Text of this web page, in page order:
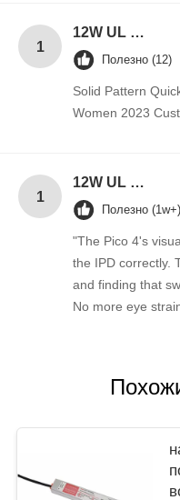
1
12W UL plug 12V 1A power adapter 5V 1A 2A AC DC power supply for Blue Tooth 5V 2A switching ac adapter 12V
Полезно (12)
Solid Pattern
Women 2023
1
12W UL plug 12V 1A power adapter 5V 1A 2A AC DC power supply for Blue Tooth 5V 2A switching ac adapter 12V
Полезно (1w+)
"The Pico 4's
the IPD correctly.
and finding that
No more eye
finding that
Pico 4's visual
IPD correctly.